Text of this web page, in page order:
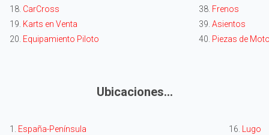
18. CarCross 38. Frenos
19. Karts en Venta 39. Asientos
20. Equipamiento Piloto 40. Piezas de
Ubicaciones...
1. España-Península 16.
Lugo